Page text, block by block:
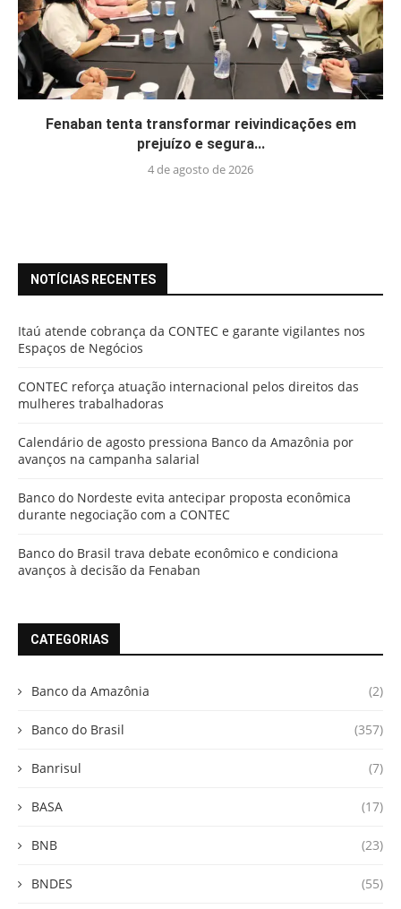
Fenaban tenta transformar reivindicações em
prejuízo e segura...
4 de agosto de 2026
NOTÍCIAS RECENTES
Itaú atende cobrança da CONTEC e garante vigilantes nos
Espaços de Negócios
CONTEC reforça atuação internacional pelos direitos das
mulheres trabalhadoras
Calendário de agosto pressiona Banco da Amazônia por
avanços na campanha salarial
Banco do Nordeste evita antecipar proposta econômica
durante negociação com a CONTEC
Banco do Brasil trava debate econômico e condiciona
avanços à decisão da Fenaban
CATEGORIAS
Banco da Amazônia (2)
Banco do Brasil (357)
Banrisul (7)
BASA (17)
BNB (23)
BNDES (55)